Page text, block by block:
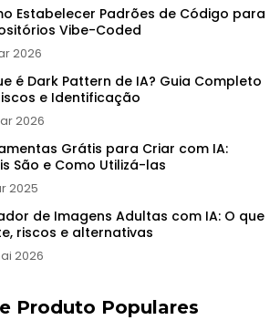
Estabelecer Padrões de Código para
Vibe-Coded
2026
é Dark Pattern de IA? Guia Completo
e Identificação
2026
Grátis para Criar com IA:
São e Como Utilizá-las
2025
de Imagens Adultas com IA: O que
riscos e alternativas
2026
Produto Populares